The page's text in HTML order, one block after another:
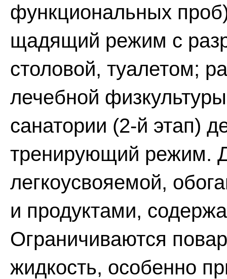
функциональных
щадящий режим с
столовой, туалетом;
лечебной
санатории (2-й этап)
тренирующий режим.
легкоусвояемой,
и продуктами,
Ограничиваются
жидкость, особенно